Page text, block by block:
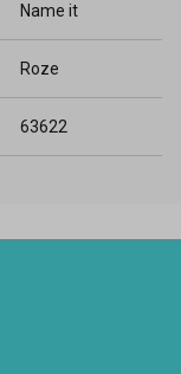
Name it
Roze
63622